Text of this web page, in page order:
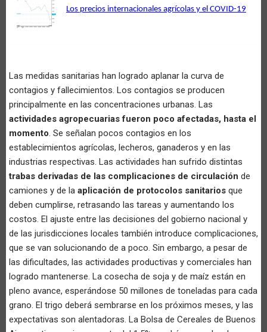
Los precios internacionales agrícolas y el COVID-19
Las medidas sanitarias han logrado aplanar la curva de
contagios y fallecimientos. Los contagios se producen
principalmente en las concentraciones urbanas. Las
actividades agropecuarias fueron poco afectadas, hasta el
momento. Se señalan pocos contagios en los
establecimientos agrícolas, lecheros, ganaderos y en las
industrias respectivas. Las actividades han sufrido distintas
trabas derivadas de las complicaciones de circulación de
camiones y de la aplicación de protocolos sanitarios que
deben cumplirse, retrasando las tareas y aumentando los
costos. El ajuste entre las decisiones del gobierno nacional y
de las jurisdicciones locales también introduce complicaciones,
que se van solucionando de a poco. Sin embargo, a pesar de
las dificultades, las actividades productivas y comerciales han
logrado mantenerse. La cosecha de soja y de maíz están en
pleno avance, esperándose 50 millones de toneladas para cada
grano. El trigo deberá sembrarse en los próximos meses, y las
expectativas son alentadoras. La Bolsa de Cereales de Buenos